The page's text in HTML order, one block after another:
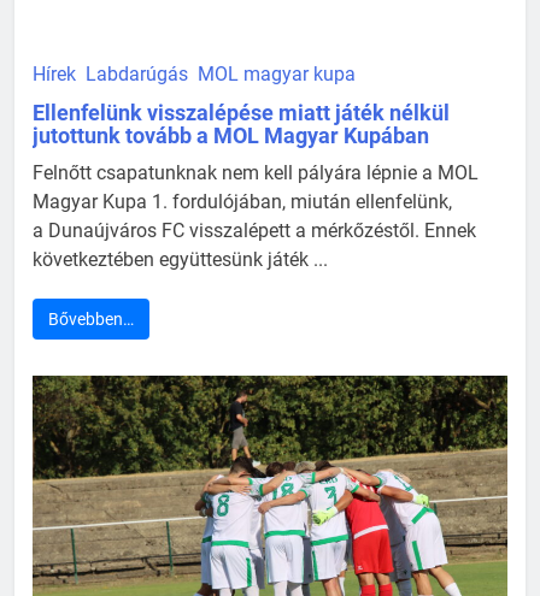
Hírek Labdarúgás MOL magyar kupa
Ellenfelünk visszalépése miatt játék nélkül
jutottunk tovább a MOL Magyar Kupában
Felnőtt csapatunknak nem kell pályára lépnie a MOL
Magyar Kupa 1. fordulójában, miután ellenfelünk,
a Dunaújváros FC visszalépett a mérkőzéstől. Ennek
következtében együttesünk játék ...
Bővebben…